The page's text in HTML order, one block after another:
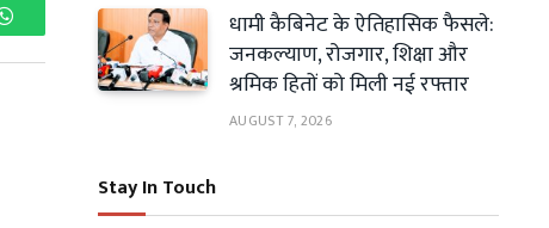
WhatsApp
धामी कैबिनेट के ऐतिहासिक फैसले:
जनकल्याण, रोजगार, शिक्षा और
श्रमिक हितों को मिली नई रफ्तार
AUGUST 7, 2026
Stay In Touch